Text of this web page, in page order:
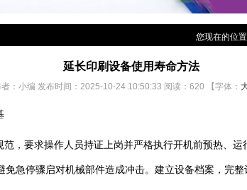
您现在的位置
延长印刷设备使用寿命方法
：小编 发布时间：2025-10-24 10:50:33 阅读：620 【字体：
范，要求操作人员持证上岗并严格执行开机前预热、
免急停骤启对机械部件造成冲击。建立设备档案，完